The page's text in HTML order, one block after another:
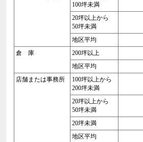
100坪未満
20坪以上から
50坪未満
地区平均
倉 庫
200坪以上
地区平均
店舗または事務所
100坪以上から
200坪未満
20坪以上から
50坪未満
20坪未満
地区平均